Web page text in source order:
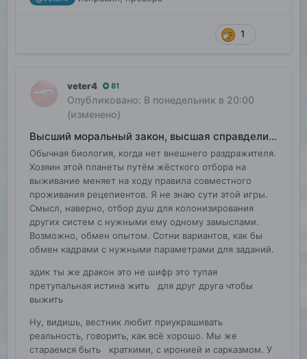
1
veter4 81
Опубликовано: В понедельник в 20:00
(изменено)
Высший моральный закон, высшая справделивость
Обычная биология, когда нет внешнего раздражителя.
Хозяин этой планеты путём жёсткого отбора на
выживание меняет на ходу правила совместного
проживания рецепиентов. Я не знаю сути этой игры.
Смысл, наверно, отбор душ для колонизирования
других систем с нужными ему одному замыслами.
Возможно, обмен опытом. Сотни вариантов, как бы
обмен кадрами с нужными параметрами для заданий.
эдик ты же дракон это не шифр это тупая
претупальная истина жить для друг друга чтобы
выжить
Ну, видишь, вестник любит приукрашивать
реальность, говорить, как всё хорошо. Мы же
стараемся быть краткими, с иронией и сарказмом. У